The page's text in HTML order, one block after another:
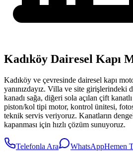
Kadıköy Dairesel Kapı
Kadıköy ve çevresinde dairesel kapı
yanınızdayız. Villa ve site girişlerindeki
kanadı sağa, diğeri sola açılan çift
piston/kol tipi motor, kontrol ünitesi,
teknik servis veriyoruz. Kanatların
kapanması için hızlı çözüm sunuyoruz.
Telefonla Ara WhatsAppHemen